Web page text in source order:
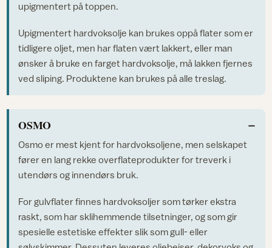
upigmentert på toppen.
Upigmentert hardvoksolje kan brukes oppå flater som er
tidligere oljet, men har flaten vært lakkert, eller man
ønsker å bruke en farget hardvoksolje, må lakken fjernes
ved sliping. Produktene kan brukes på alle treslag.
OSMO
Osmo er mest kjent for hardvoksoljene, men selskapet
fører en lang rekke overflateprodukter for treverk i
utendørs og innendørs bruk.
For gulvflater finnes hardvoksoljer som tørker ekstra
raskt, som har sklihemmende tilsetninger, og som gir
spesielle estetiske effekter slik som gull- eller